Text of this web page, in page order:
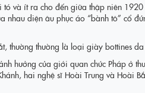
và ít ra cho đến giữa thập niên
diện âu phục áo “bành tô” cổ
thường thường là loại giày bottines
hưởng của giới quan chức Pháp ở
hai nghệ sĩ Hoài Trung và Hoài